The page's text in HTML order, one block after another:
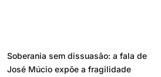
Soberania sem dissuasão: a fala de
José Múcio expõe a fragilidade